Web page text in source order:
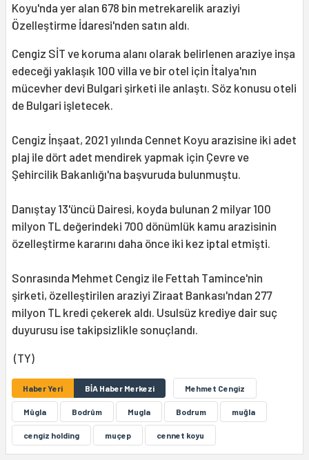
Koyu'nda yer alan 678 bin metrekarelik araziyi
Özelleştirme İdaresi'nden satın aldı.
Cengiz SİT ve koruma alanı olarak belirlenen araziye inşa
edeceği yaklaşık 100 villa ve bir otel için İtalya'nın
mücevher devi Bulgari şirketi ile anlaştı. Söz konusu oteli
de Bulgari işletecek.
Cengiz İnşaat, 2021 yılında Cennet Koyu arazisine iki adet
plaj ile dört adet mendirek yapmak için Çevre ve
Şehircilik Bakanlığı'na başvuruda bulunmuştu.
Danıştay 13'üncü Dairesi, koyda bulunan 2 milyar 100
milyon TL değerindeki 700 dönümlük kamu arazisinin
özelleştirme kararını daha önce iki kez iptal etmişti.
Sonrasında Mehmet Cengiz ile Fettah Tamince'nin
şirketi, özelleştirilen araziyi Ziraat Bankası'ndan 277
milyon TL kredi çekerek aldı. Usulsüz krediye dair suç
duyurusu ise takipsizlikle sonuçlandı.
(TY)
Haber Yeri BİA Haber Merkezi Mehmet Cengiz
Mûgla Bodrûm Mugla Bodrum muğla
cengiz holding muçep cennet koyu